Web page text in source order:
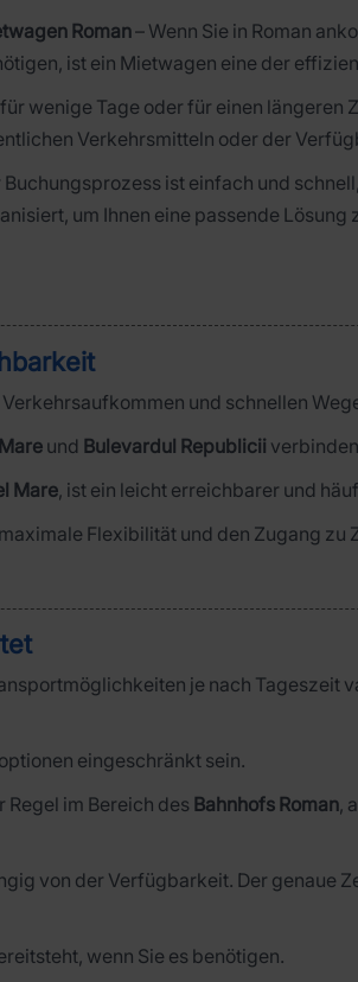
Roman– Wenn Sie in Roman
ist ein Mietwagen eine der
wenige Tage oder für einen längeren
Verkehrsmitteln oder der
Buchungsprozess ist einfach und
um Ihnen eine passende Lösung
und schnellen
und Bulevardul Republicii
Mare, ist ein leicht erreichbarer und
Flexibilität und den Zugang
je nach Tageszeit
eingeschränkt sein.
im Bereich des Bahnhofs Roman,
von der Verfügbarkeit. Der genaue
wenn Sie es benötigen.